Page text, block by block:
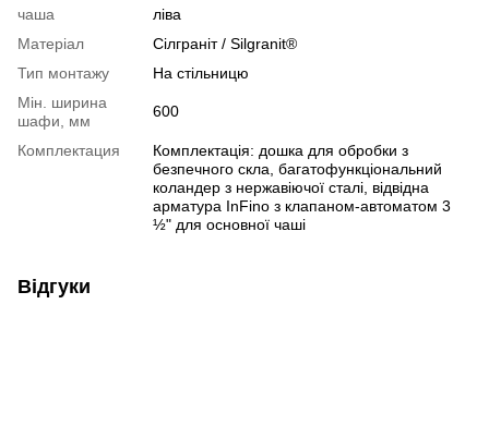
чаша
ліва
Матеріал
Сілграніт / Silgranit®
Тип монтажу
На стільницю
Мін. ширина
шафи, мм
600
Комплектация
Комплектація: дошка для обробки з
безпечного скла, багатофункціональний
коландер з нержавіючої сталі, відвідна
арматура InFino з клапаном-автоматом 3
½" для основної чаші
Відгуки